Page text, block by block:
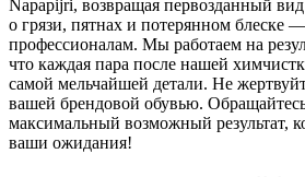
Napapijri, возвращая первозданный
о грязи, пятнах и потерянном блеске
профессионалам. Мы работаем на
что каждая пара после нашей
самой мельчайшей детали. Не
вашей брендовой обувью.
максимальный возможный результат,
ваши ожидания!